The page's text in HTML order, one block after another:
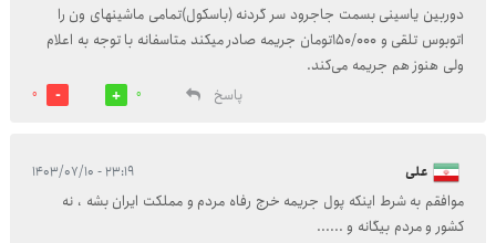
دوربین یاسینی بسمت جاجرود سر گردنه (باسکول)تمامی ماشینهای ون را
اتوبوس تلقی و 150/000تومان جریمه صادر میکند متاسفانه با توجه به اعلام
ولی هنوز هم جریمه می‌کند.
پاسخ
0
0
علی ۲۳:۱۹ - ۱۴۰۳/۰۷/۱۰
موافقم به شرط اینکه پول جریمه خرج رفاه مردم و مملکت ایران بشه ، نه
کشور و مردم بیگانه و ......